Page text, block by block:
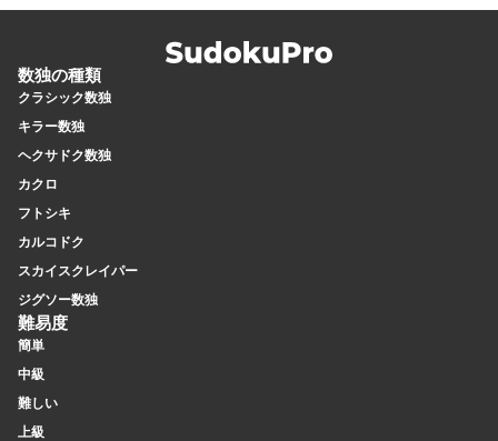
数独の種類
クラシック数独
キラー数独
ヘクサドク数独
カクロ
フトシキ
カルコドク
スカイスクレイパー
ジグソー数独
難易度
簡単
中級
難しい
上級